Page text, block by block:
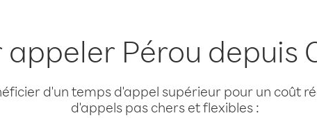
appeler Pérou depuis
d'un temps d'appel supérieur pour un coût
d'appels pas chers et flexibles :